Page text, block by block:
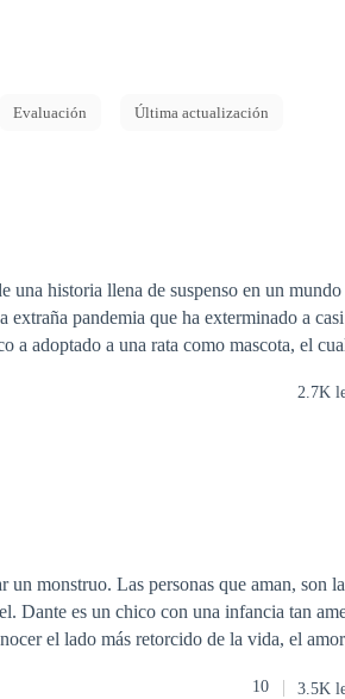
Evaluación Última actualización
una historia llena de suspenso en un mundo
pandemia que ha exterminado a
a adoptado a una rata como mascota, el
en primera persona y en tiempo real, lo que
más seguidas por los usuarios lectores.
yo iba a querer a una rata".
2.7K
son las únicas capaces
Dante es un chico con una infancia tan
el lado más retorcido de la vida, el
10 3.5K